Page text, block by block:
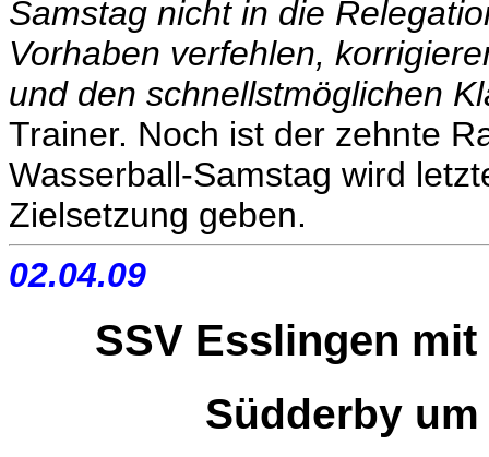
Samstag nicht in die
Vorhaben verfehlen,
und den schnellstmöglichen
Trainer. Noch ist der zehnte
Wasserball-Samstag wird
Zielsetzung geben.
02.04.09
SSV Esslingen
Südderby